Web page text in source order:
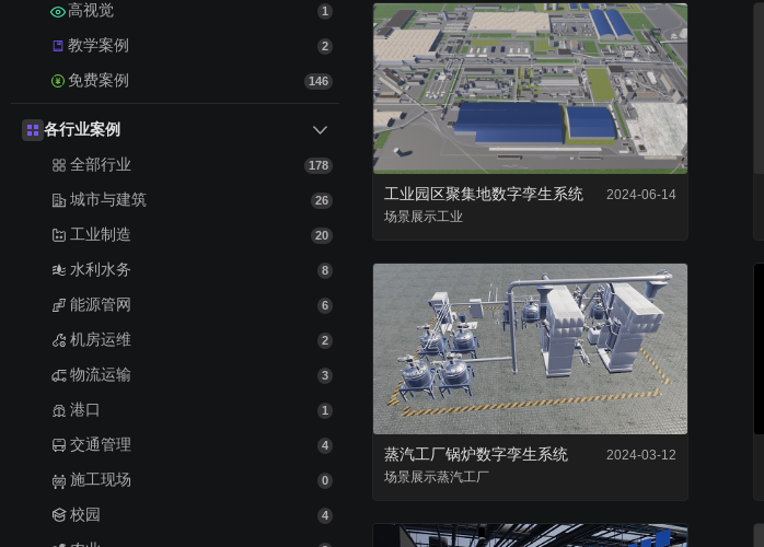
私有云（软件下载）
数据模型均在本地，安全可控 资产库
复用已有组件，降低项目成本
高视觉 1
教学案例 2
免费案例 146
各行业案例
全部行业
178
城市与建筑 26
工业制造 20
水利水务 8
能源管网 6
机房运维 2
物流运输 3
港口 1
交通管理 4
施工现场 0
校园 4
工业园区聚集地数字孪生系统
2024-06-14
场景展示工业
蒸汽工厂锅炉数字孪生系统
2024-03-12
场景展示蒸汽工厂